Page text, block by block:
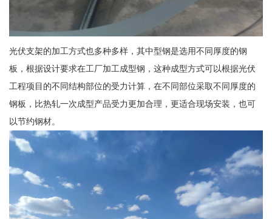
光伏支架的加工方式也多种多样，其中型钢是选用不同厚度的钢
板，根据设计要求在工厂加工成型钢，这种成型方式可以根据光伏
工程项目的不同结构部位的受力计算，在不同部位采取不同厚度的
钢板，比热轧一次成型产品受力更加合理，更适合现场安装，也可
以节约钢材。